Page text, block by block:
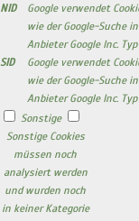
NID
Google verwendet
wie der Google-Suche
Anbieter Google Inc. Typ
SID
Google verwendet
wie der Google-Suche
Anbieter Google Inc. Typ
Sonstige
Sonstige Cookies
müssen noch
analysiert werden
und wurden noch
in keiner Kategorie